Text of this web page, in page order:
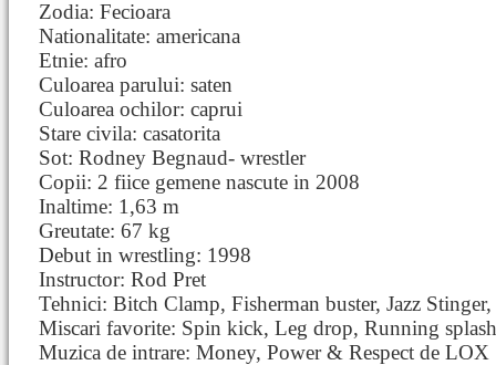
Zodia: Fecioara
Nationalitate: americana
Etnie: afro
Culoarea parului: saten
Culoarea ochilor: caprui
Stare civila: casatorita
Sot: Rodney Begnaud- wrestler
Copii: 2 fiice gemene nascute in 2008
Inaltime: 1,63 m
Greutate: 67 kg
Debut in wrestling: 1998
Instructor: Rod Pret
Tehnici: Bitch Clamp, Fisherman buster, Jazz
Miscari favorite: Spin kick, Leg drop, Running
Muzica de intrare: Money, Power & Respect de LOX